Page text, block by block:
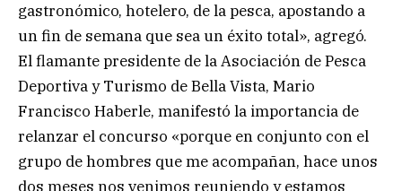
gastronómico, hotelero, de la pesca, apostando a
un fin de semana que sea un éxito total», agregó.
El flamante presidente de la Asociación de Pesca
Deportiva y Turismo de Bella Vista, Mario
Francisco Haberle, manifestó la importancia de
relanzar el concurso «porque en conjunto con el
grupo de hombres que me acompañan, hace unos
dos meses nos venimos reuniendo y estamos